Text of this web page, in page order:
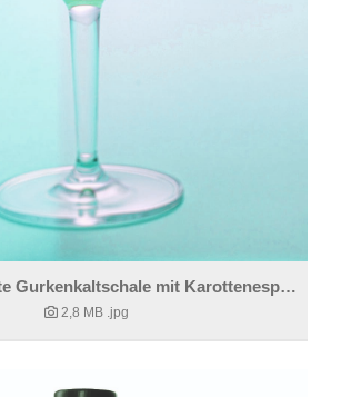
Frisch zubereitete Gurkenkaltschale mit Karottenespuma
2,8 MB .jpg